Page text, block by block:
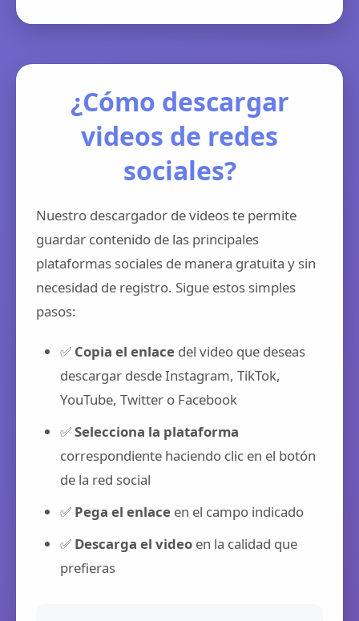
¿Cómo descargar
videos de redes
sociales?
Nuestro descargador de videos te permite
guardar contenido de las principales
plataformas sociales de manera gratuita y sin
necesidad de registro. Sigue estos simples
pasos:
✅ Copia el enlace del video que deseas
descargar desde Instagram, TikTok,
YouTube, Twitter o Facebook
✅Selecciona la plataforma
correspondiente haciendo clic en el botón
de la red social
✅ Pega el enlace en el campo indicado
✅ Descarga el video en la calidad que
prefieras